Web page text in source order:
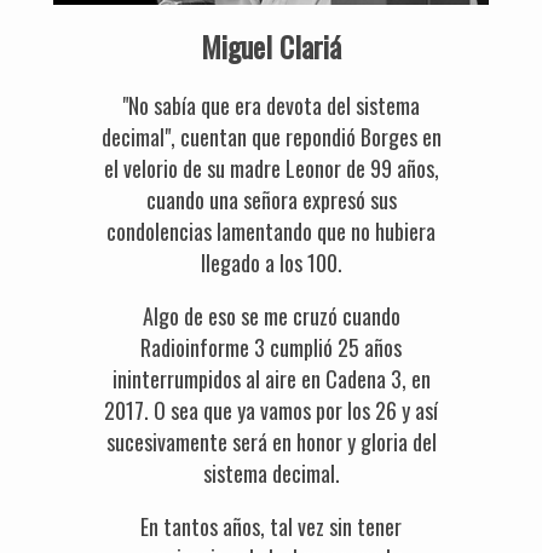
Miguel Clariá
"No sabía que era devota del sistema
decimal", cuentan que repondió Borges en
el velorio de su madre Leonor de 99 años,
cuando una señora expresó sus
condolencias lamentando que no hubiera
llegado a los 100.
Algo de eso se me cruzó cuando
Radioinforme 3 cumplió 25 años
ininterrumpidos al aire en Cadena 3, en
2017. O sea que ya vamos por los 26 y así
sucesivamente será en honor y gloria del
sistema decimal.
En tantos años, tal vez sin tener